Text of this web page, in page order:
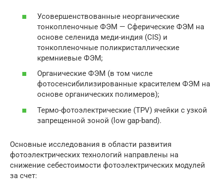
Усовершенствованные неорганические
тонкопленочные ФЭМ — Сферические ФЭМ на
основе селенида меди-индия (CIS) и
тонкопленочные поликристаллические
кремниевые ФЭМ;
Органические ФЭМ (в том числе
фотосенсибилизированные красителем ФЭМ на
основе органических полимеров);
Термо-фотоэлектрические (TPV) ячейки с узкой
запрещенной зоной (low gap-band).
Основные исследования в области развития
фотоэлектрических технологий направлены на
снижение себестоимости фотоэлектрических модулей
за счет: